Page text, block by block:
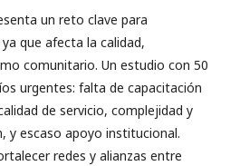
un reto clave para
que afecta la calidad,
comunitario. Un estudio con 50
urgentes: falta de capacitación
de servicio, complejidad y
y escaso apoyo institucional.
redes y alianzas entre